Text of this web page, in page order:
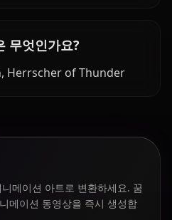
무엇인가요?
Herrscher of Thunder
메이션 아트로 변환하세요. 꿈
메이션 동영상을 즉시 생성합